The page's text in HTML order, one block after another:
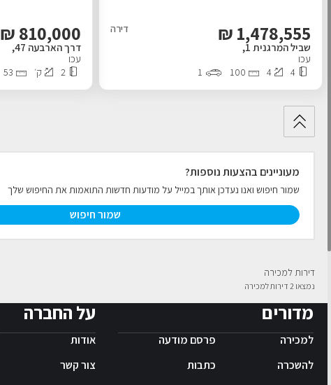
1,478,555
₪ דירה
שביל המרגנית 1,
עכו
4
4
100
1
810,000
₪
דרך הארבעה 47,
עכו
2 ק׳ 53
מעוניינים בהצעות נוספות?
שמור חיפוש ואנו נעדכן אותך במייל על מודעות חדשות התואמות את החיפוש שלך
שמור חיפוש
דירות למכירה
נמצאו 2 דירות למכירה
מדורים
למכירה
להשכרה
פרסם מודעה
כתבות
על החברה
אודות
צור קשר